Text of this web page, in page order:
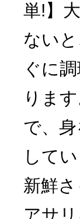
単!】
ない
ぐに
りま
で、
して
新鮮
アサ